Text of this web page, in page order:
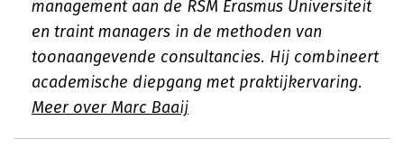
management aan de RSM Erasmus Universiteit
en traint managers in de methoden van
toonaangevende consultancies. Hij combineert
academische diepgang met praktijkervaring.
Meer over Marc Baaij